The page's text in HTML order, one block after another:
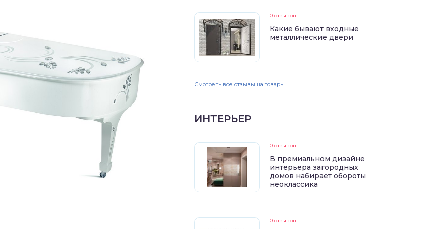
0 отзывов
Какие бывают входные
металлические двери
Смотреть все отзывы на товары
ИНТЕРЬЕР
0 отзывов
В премиальном дизайне
интерьера загородных
домов набирает обороты
неоклассика
0 отзывов